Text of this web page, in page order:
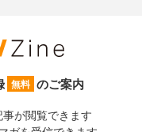
無料 のご案内
事が閲覧できます